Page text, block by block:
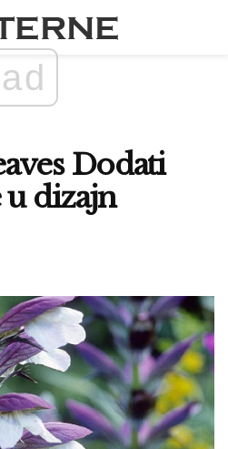
ad
Dodati
u dizajn